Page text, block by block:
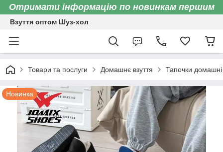
Отримати інформацію по новинкам першим
Взуття оптом Шуз-хол
Товари та послуги Домашнє взуття Тапочки домашні
Новинка